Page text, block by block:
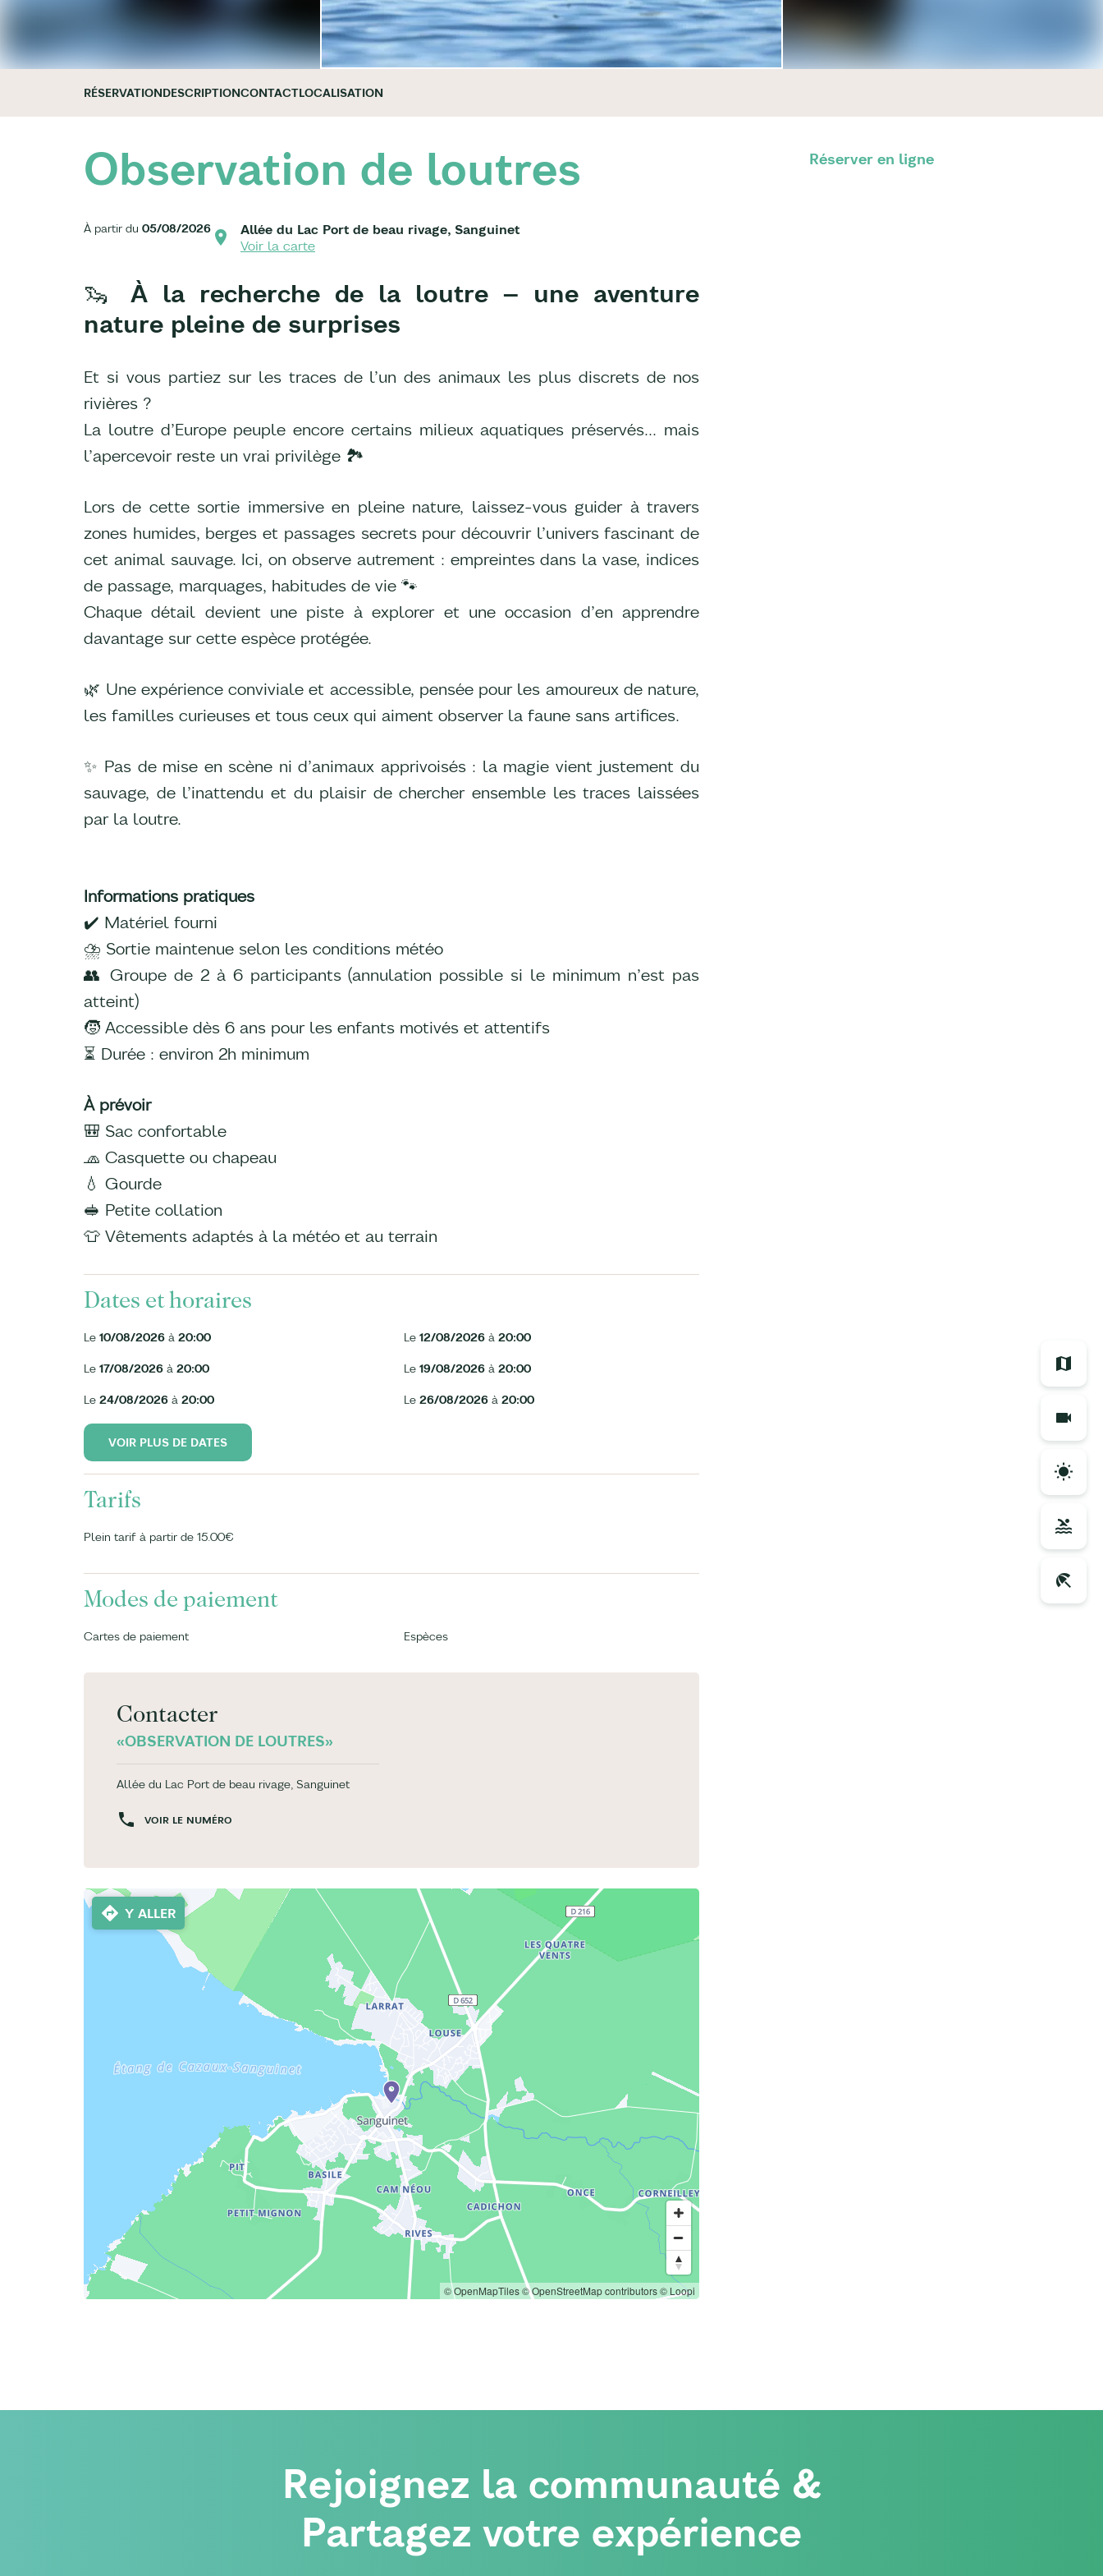
RÉSERVATIONDESCRIPTIONCONTACTLOCALISATION
Observation de loutres
À partir du 05/08/2026
Allée du Lac Port de beau rivage, Sanguinet
Voir la carte
Réserver en ligne
🦦 À la recherche de la loutre – une aventure
nature pleine de surprises
Et si vous partiez sur les traces de l’un des animaux les plus discrets de nos
rivières ?
La loutre d’Europe peuple encore certains milieux aquatiques préservés… mais
l’apercevoir reste un vrai privilège 🏞️
Lors de cette sortie immersive en pleine nature, laissez-vous guider à travers
zones humides, berges et passages secrets pour découvrir l’univers fascinant de
cet animal sauvage. Ici, on observe autrement : empreintes dans la vase, indices
de passage, marquages, habitudes de vie 🐾
Chaque détail devient une piste à explorer et une occasion d’en apprendre
davantage sur cette espèce protégée.
🌿 Une expérience conviviale et accessible, pensée pour les amoureux de nature,
les familles curieuses et tous ceux qui aiment observer la faune sans artifices.
✨ Pas de mise en scène ni d’animaux apprivoisés : la magie vient justement du
sauvage, de l’inattendu et du plaisir de chercher ensemble les traces laissées
par la loutre.
Informations pratiques
✔️ Matériel fourni
⛈️ Sortie maintenue selon les conditions météo
👥 Groupe de 2 à 6 participants (annulation possible si le minimum n’est pas
atteint)
🧒 Accessible dès 6 ans pour les enfants motivés et attentifs
⏳ Durée : environ 2h minimum
À prévoir
🎒 Sac confortable
🧢 Casquette ou chapeau
💧 Gourde
🥪 Petite collation
👕 Vêtements adaptés à la météo et au terrain
Dates et horaires
Le 10/08/2026 à 20:00 Le 12/08/2026 à 20:00
Le 17/08/2026 à 20:00 Le 19/08/2026 à 20:00
Le 24/08/2026 à 20:00 Le 26/08/2026 à 20:00
VOIR PLUS DE DATES
Tarifs
Plein tarif à partir de 15.00€
Modes de paiement
Cartes de paiement Espèces
Contacter
«OBSERVATION DE LOUTRES»
Allée du Lac Port de beau rivage, Sanguinet
VOIR LE NUMÉRO
Y ALLER
© OpenMapTiles© OpenStreetMap contributors© Loopi
Rejoignez la communauté &
Partagez votre expérience